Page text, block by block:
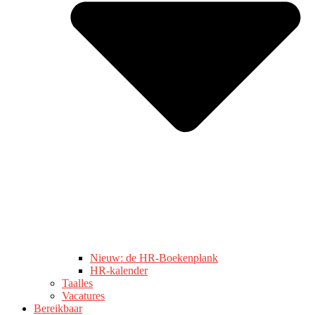
Nieuw: de HR-Boekenplank
HR-kalender
Taalles
Vacatures
Bereikbaar